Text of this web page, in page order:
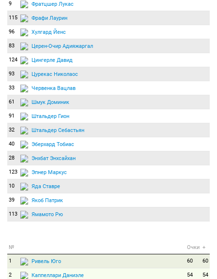
9 Фратцшер Лукас
115 Фрафи Лаурин
96 Хулгард Йенс
83 Церен-Очир Адияжаргал
124 Цингерле Давид
93 Цурекас Николаос
33 Червенка Вацлав
61 Шмук Доминик
91 Штальдер Гион
32 Штальдер Себастьян
40 Эберхард Тобиас
28 Энхбат Энхсайхан
123 Эпнер Маркус
10 Яда Ставре
39 Якоб Патрик
113 Ямамото Рю
№ Очки +
1 Ривель Юго 60 60
2 Каппеллари Даниэле 54 54